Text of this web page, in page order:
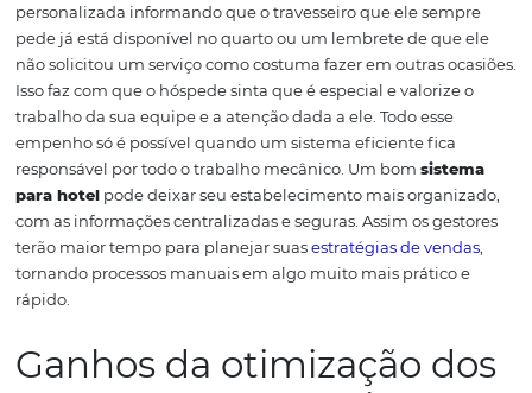
Comosistemas para
hotelintegrados
melhorar o
com o hóspede?
Ter um fluxo de administração integrado e uma
baseada em dados e números contribui para que o
para qualquer negócio — e que é o que o hóspede